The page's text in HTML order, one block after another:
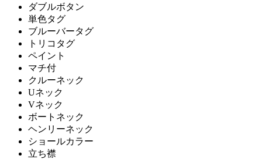
ダブルボタン
単色タグ
ブルーバータグ
トリコタグ
ペイント
マチ付
クルーネック
Uネック
Vネック
ボートネック
ヘンリーネック
ショールカラー
立ち襟